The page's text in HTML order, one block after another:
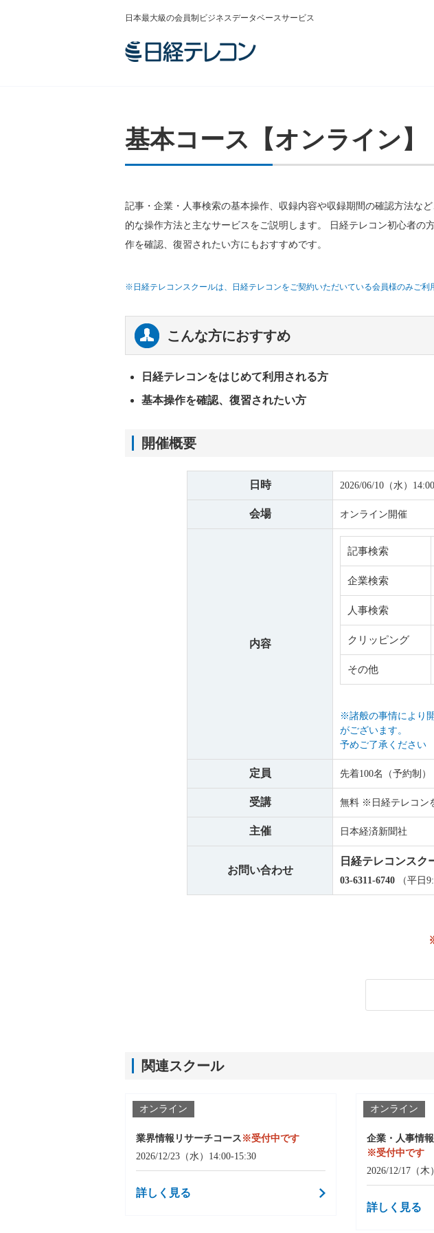
日本最大級の会員制ビジネスデータベースサービス
基本コース【オンライン】
記事・企業・人事検索の基本操作、収録内容や収録期間の確認方法な
的な操作方法と主なサービスをご説明します。 日経テレコン初心者の
作を確認、復習されたい方にもおすすめです。
※日経テレコンスクールは、日経テレコンをご契約いただいている会員様のみご利
こんな方におすすめ
日経テレコンをはじめて利用される方
基本操作を確認、復習されたい方
開催概要
日時 2026/06/10（水）
会場 オンライン開催
内容
記事検索
企業検索
人事検索
クリッピング
その他
※諸般の事情により
がございます。
予めご了承ください
定員 先着100名（予約制）
受講 無料 ※日経テレコン
主催 日本経済新聞社
お問い合わせ
日経テレコンスク
03-6311-6740 （平日
関連スクール
業界情報リサーチコース ※受付中です
2026/12/23（水）14:00-15:30
詳しく見る
オンライン
企業・人事情
※受付中です
2026/12/17（木
詳しく見る
オンライン